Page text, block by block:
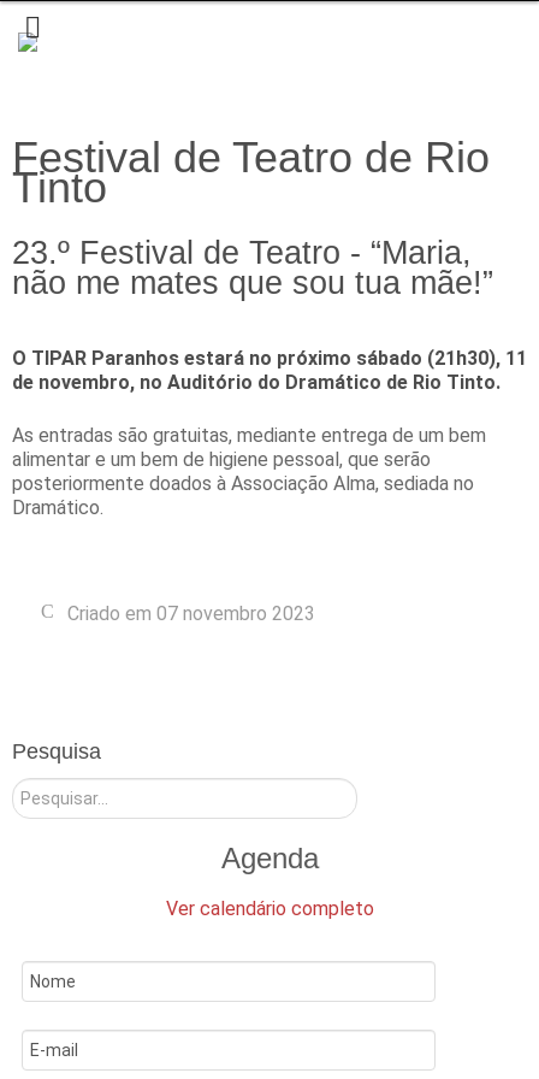
Pesquisa
Pesquisar
Agenda
Ver calendário completo
Festival de Teatro de Rio
Tinto
23.º Festival de Teatro - “Maria,
não me mates que sou tua mãe!”
O TIPAR Paranhos estará no próximo sábado (21h30), 11
de novembro, no Auditório do Dramático de Rio Tinto.
As entradas são gratuitas, mediante entrega de um bem
alimentar e um bem de higiene pessoal, que serão
posteriormente doados à Associação Alma, sediada no
Dramático.
Criado em 07 novembro 2023